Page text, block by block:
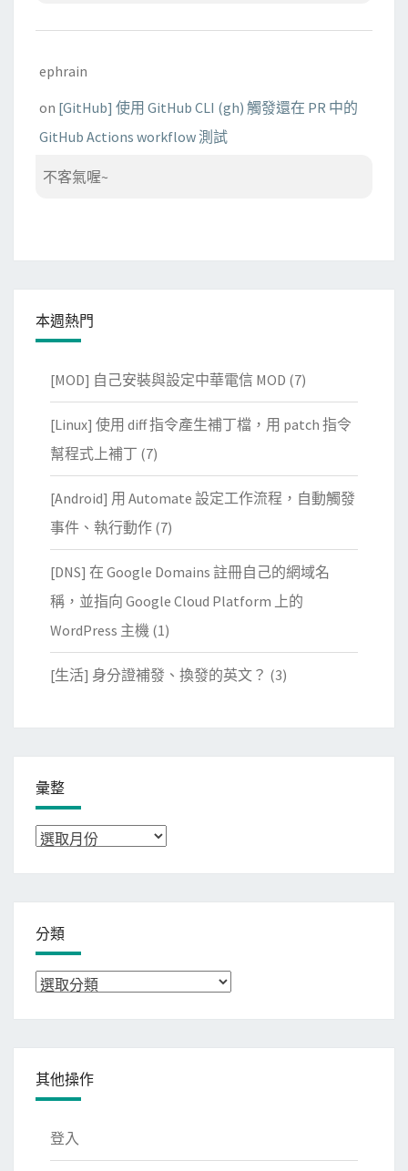
ephrain
on [GitHub] 使用 GitHub CLI (gh) 觸發還在 PR 中的
GitHub Actions workflow 測試
不客氣喔~
本週熱門
[MOD] 自己安裝與設定中華電信 MOD (7)
[Linux] 使用 diff 指令產生補丁檔，用 patch 指令
幫程式上補丁 (7)
[Android] 用 Automate 設定工作流程，自動觸發
事件、執行動作 (7)
[DNS] 在 Google Domains 註冊自己的網域名
稱，並指向 Google Cloud Platform 上的
WordPress 主機 (1)
[生活] 身分證補發、換發的英文？ (3)
彙整
彙
分類
分
其他操作
登入